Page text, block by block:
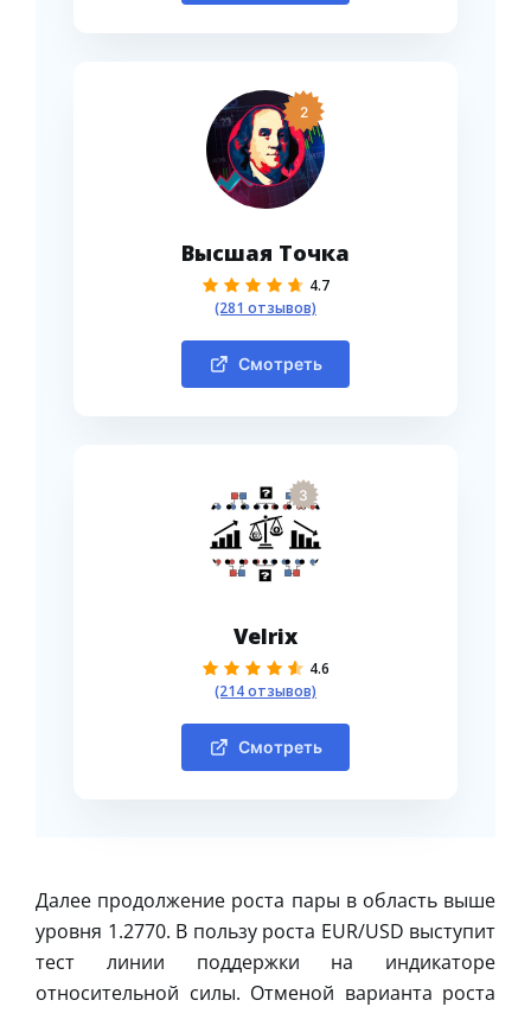
2
Высшая Точка
4.7
(281 отзывов)
Смотреть
3
Velrix
4.6
(214 отзывов)
Смотреть
Далее продолжение роста пары в область выше
уровня 1.2770. В пользу роста EUR/USD выступит
тест линии поддержки на индикаторе
относительной силы. Отменой варианта роста